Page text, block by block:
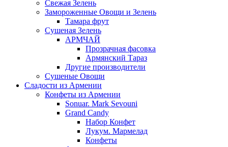
Свежая Зелень
Замороженные Овощи и Зелень
Тамара фрут
Сушеная Зелень
АРМЧАЙ
Прозрачная фасовка
Армянский Тараз
Другие производители
Сушеные Овощи
Сладости из Армении
Конфеты из Армении
Sonuar. Mark Sevouni
Grand Candy
Набор Конфет
Лукум. Мармелад
Конфеты